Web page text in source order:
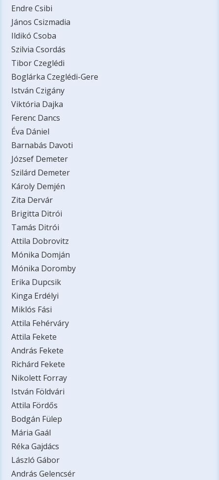
Endre Csibi
János Csizmadia
Ildikó Csoba
Szilvia Csordás
Tibor Czeglédi
Boglárka Czeglédi-Gere
István Czigány
Viktória Dajka
Ferenc Dancs
Éva Dániel
Barnabás Davoti
József Demeter
Szilárd Demeter
Károly Demjén
Zita Dervár
Brigitta Ditrói
Tamás Ditrói
Attila Dobrovitz
Mónika Domján
Mónika Doromby
Erika Dupcsik
Kinga Erdélyi
Miklós Fási
Attila Fehérváry
Attila Fekete
András Fekete
Richárd Fekete
Nikolett Forray
István Földvári
Attila Fördős
Bodgán Fülep
Mária Gaál
Réka Gajdács
László Gábor
András Gelencsér